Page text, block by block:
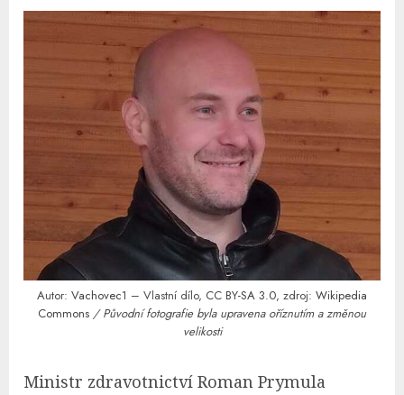
Autor: Vachovec1 – Vlastní dílo, CC BY-SA 3.0, zdroj: Wikipedia
Commons / Původní fotografie byla upravena oříznutím a změnou
velikosti
Ministr zdravotnictví Roman Prymula